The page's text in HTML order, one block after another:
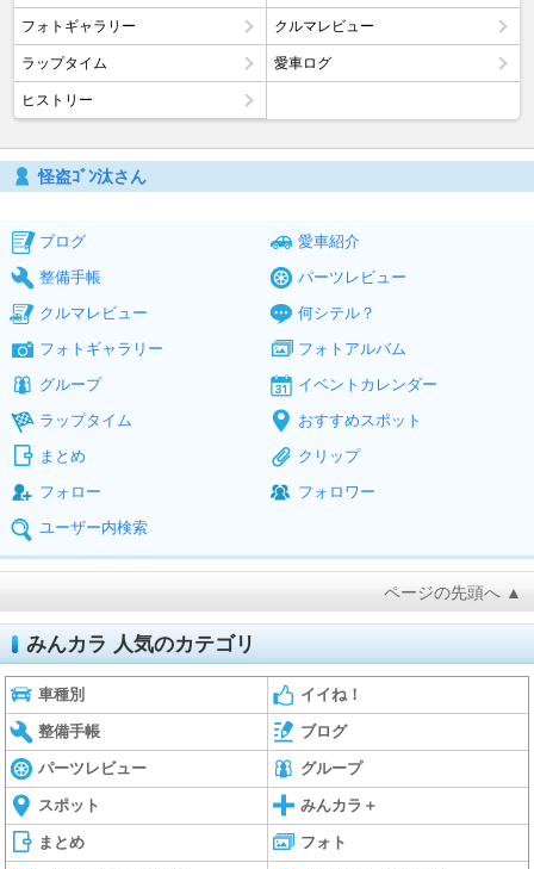
フォトギャラリー クルマレビュー
ラップタイム 愛車ログ
ヒストリー
怪盗ｺﾞﾝ汰さん
ブログ
愛車紹介
整備手帳
パーツレビュー
クルマレビュー
何シテル？
フォトギャラリー
フォトアルバム
グループ
イベントカレンダー
ラップタイム
おすすめスポット
まとめ
クリップ
フォロー
フォロワー
ユーザー内検索
ページの先頭へ ▲
みんカラ 人気のカテゴリ
車種別 イイね！
整備手帳 ブログ
パーツレビュー グループ
スポット みんカラ＋
まとめ フォト